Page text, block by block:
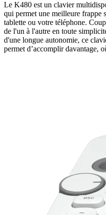
Le K480 est un clavier
qui permet une meilleure frappe
tablette ou votre téléphone.
de l'un à l'autre en toute
d'une longue autonomie, ce
permet d’accomplir davantage,